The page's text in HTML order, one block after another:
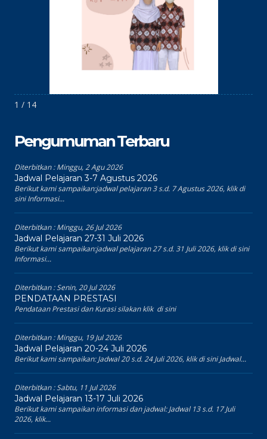
1 / 14
Pengumuman Terbaru
Diterbitkan :Minggu, 2 Agu 2026
Jadwal Pelajaran 3-7 Agustus 2026
Berikut kami sampaikan:jadwal pelajaran 3 s.d. 7 Agustus 2026, klik di
sini Informasi...
Diterbitkan :Minggu, 26 Jul 2026
Jadwal Pelajaran 27-31 Juli 2026
Berikut kami sampaikan:jadwal pelajaran 27 s.d. 31 Juli 2026, klik di sini
Informasi...
Diterbitkan :Senin, 20 Jul 2026
PENDATAAN PRESTASI
Pendataan Prestasi dan Kurasi silakan klik di sini
Diterbitkan :Minggu, 19 Jul 2026
Jadwal Pelajaran 20-24 Juli 2026
Berikut kami sampaikan: Jadwal 20 s.d. 24 Juli 2026, klik di sini Jadwal...
Diterbitkan :Sabtu, 11 Jul 2026
Jadwal Pelajaran 13-17 Juli 2026
Berikut kami sampaikan informasi dan jadwal: Jadwal 13 s.d. 17 Juli
2026, klik...